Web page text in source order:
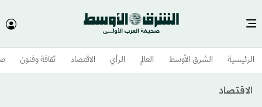
الرئيسية الشرق الأوسط​ العالم الرأي الاقتصاد ثقافة وفنون
الاقتصاد